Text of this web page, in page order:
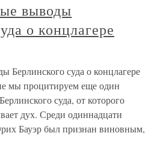
выводы
о концлагере
Берлинского суда о концлагере
мы процитируем еще один
суда, от которого
дух. Среди одиннадцати
Бауэр был признан виновным,